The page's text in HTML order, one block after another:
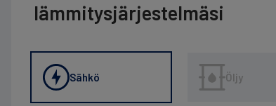
lämmitysjärjestelmäsi
Sähkö Öljy